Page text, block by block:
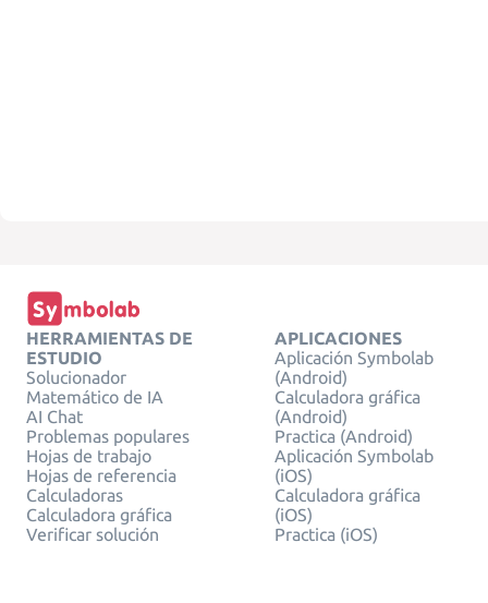
HERRAMIENTAS DE
ESTUDIO
Solucionador
Matemático de IA
AI Chat
Problemas populares
Hojas de trabajo
Hojas de referencia
Calculadoras
Calculadora gráfica
Verificar solución
APLICACIONES
Aplicación Symbolab
(Android)
Calculadora gráfica
(Android)
Practica (Android)
Aplicación Symbolab
(iOS)
Calculadora gráfica
(iOS)
Practica (iOS)